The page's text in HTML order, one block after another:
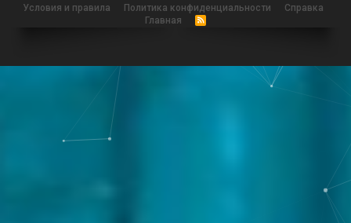
Условия и правила Политика конфиденциальности
Справка
Главная
R